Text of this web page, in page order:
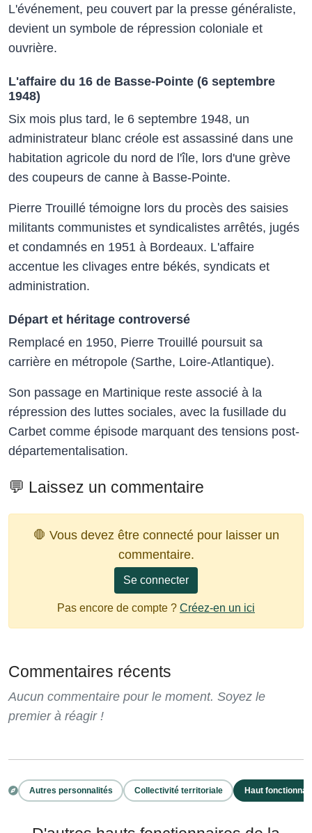
L'événement, peu couvert par la presse généraliste,
devient un symbole de répression coloniale et
ouvrière.
L'affaire du 16 de Basse-Pointe (6 septembre
1948)
Six mois plus tard, le 6 septembre 1948, un
administrateur blanc créole est assassiné dans une
habitation agricole du nord de l'île, lors d'une grève
des coupeurs de canne à Basse-Pointe.
Pierre Trouillé témoigne lors du procès des saisies
militants communistes et syndicalistes arrêtés, jugés
et condamnés en 1951 à Bordeaux. L'affaire
accentue les clivages entre békés, syndicats et
administration.
Départ et héritage controversé
Remplacé en 1950, Pierre Trouillé poursuit sa
carrière en métropole (Sarthe, Loire-Atlantique).
Son passage en Martinique reste associé à la
répression des luttes sociales, avec la fusillade du
Carbet comme épisode marquant des tensions post-
départementalisation.
💬 Laissez un commentaire
🛑 Vous devez être connecté pour laisser un
commentaire.
Se connecter
Pas encore de compte ? Créez-en un ici
Commentaires récents
Aucun commentaire pour le moment. Soyez le
premier à réagir !
Autres personnalités Collectivité territoriale Haut